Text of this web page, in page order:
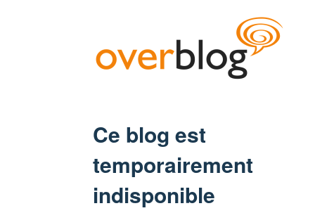
Ce blog est
temporairement
indisponible